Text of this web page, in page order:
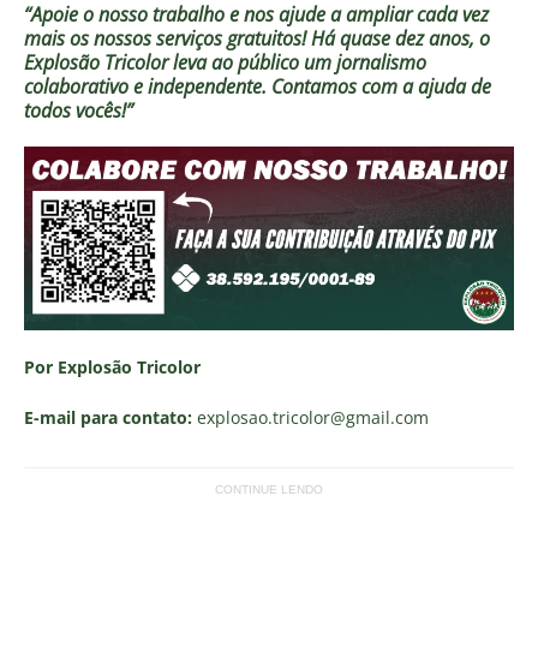
“Apoie o nosso trabalho e nos ajude a ampliar cada vez
mais os nossos serviços gratuitos!Há quase dez anos, o
Explosão Tricolor leva ao público um jornalismo
colaborativo e independente. Contamos com a ajuda de
todos vocês!”
Por Explosão Tricolor
E-mail para contato: explosao.tricolor@gmail.com
CONTINUE LENDO